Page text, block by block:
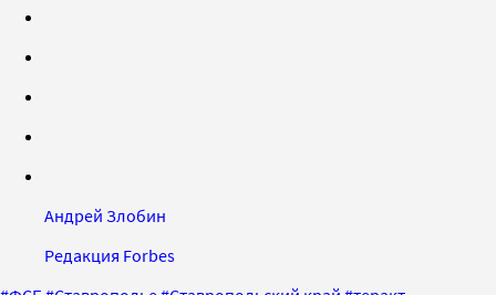
Андрей Злобин
Редакция Forbes